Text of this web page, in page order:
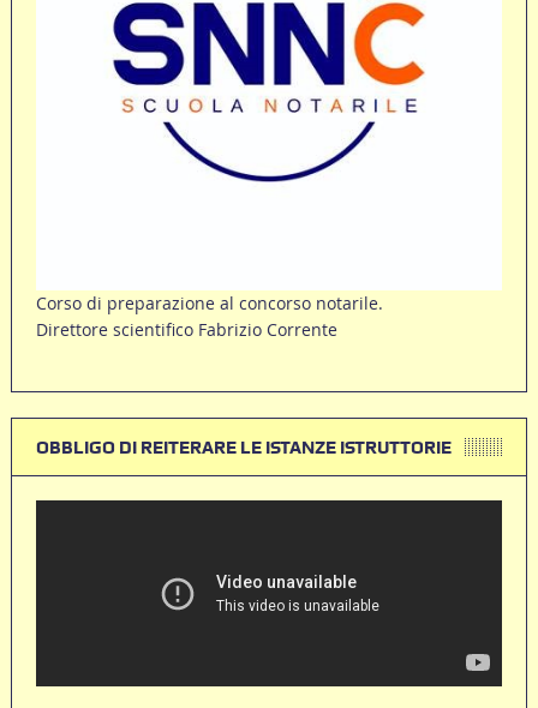
Corso di preparazione al concorso notarile.
Direttore scientifico Fabrizio Corrente
OBBLIGO DI REITERARE LE ISTANZE ISTRUTTORIE